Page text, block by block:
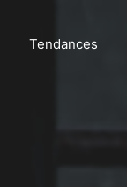
Tendances